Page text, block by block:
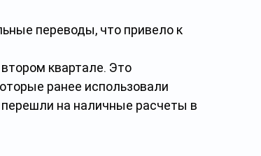
переводы, что привело к
квартале. Это
ранее использовали
на наличные расчеты в